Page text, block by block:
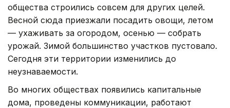
общества строились совсем для других целей.
Весной сюда приезжали посадить овощи, летом
— ухаживать за огородом, осенью — собрать
урожай. Зимой большинство участков пустовало.
Сегодня эти территории изменились до
неузнаваемости.
Во многих обществах появились капитальные
дома, проведены коммуникации, работают